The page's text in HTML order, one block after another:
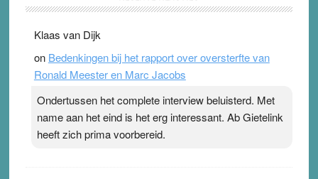
topsporters. Ze hopen ermee hun hartslag te verlagen
terwijl ze meer zuurstof opnemen. Daarop heeft zo’n
pleister geen effect. Maar het gevoel ‘makkelijker te
Pleisterplakkers in de topspsort ›[...]
Klaas van Dijk
on Bedenkingen bij het rapport over oversterfte van
Ronald Meester en Marc Jacobs
Ondertussen het complete interview beluisterd. Met
name aan het eind is het erg interessant. Ab Gietelink
heeft zich prima voorbereid.